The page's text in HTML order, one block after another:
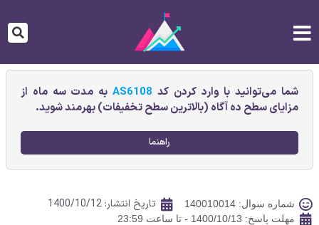
شما می‌توانید با وارد کردن کد AS6108به مدت سه ماه از
مزایای سطح ده آگاه (بالاترین سطح تخفیفات) بهرمند شوید.
راهنما
شماره سوال: 140010014 تاریخ انتشار: 1400/10/12
مهلت پاسخ: 1400/10/13 - تا ساعت 23:59